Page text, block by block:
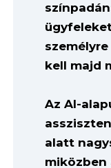
kell majd
Az AI-
alatt
miközben